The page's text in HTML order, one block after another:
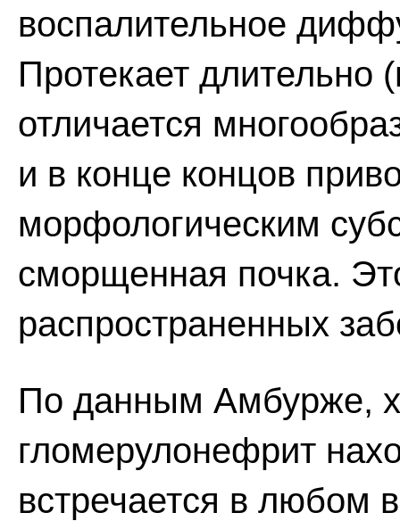
воспалительное
Протекает длительно
отличается
и в конце концов
морфологическим
сморщенная почка.
распространенных
По данным Амбурже,
гломерулонефрит
встречается в любом